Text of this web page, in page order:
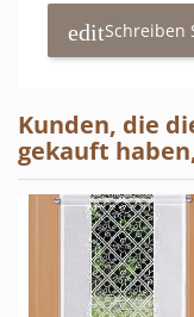
Schreiben
Kunden, die
gekauft